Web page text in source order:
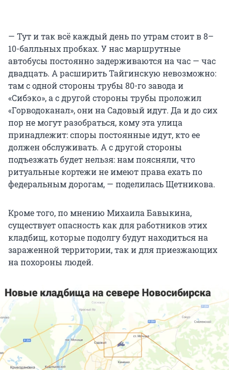
— Тут и так всё каждый день по утрам стоит в 8–
10-балльных пробках. У нас маршрутные
автобусы постоянно задерживаются на час — час
двадцать. А расширить Тайгинскую невозможно:
там с одной стороны трубы 80-го завода и
«Сибэко», а с другой стороны трубы проложил
«Горводоканал», они на Садовый идут. Да и до сих
пор не могут разобраться, кому эта улица
принадлежит: споры постоянные идут, кто ее
должен обслуживать. А с другой стороны
подъезжать будет нельзя: нам поясняли, что
ритуальные кортежи не имеют права ехать по
федеральным дорогам, — поделилась Щетникова.
Кроме того, по мнению Михаила Бавыкина,
существует опасность как для работников этих
кладбищ, которые подолгу будут находиться на
зараженной территории, так и для приезжающих
на похороны людей.